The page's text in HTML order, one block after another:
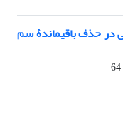
در حذف باقیماندۀ سم